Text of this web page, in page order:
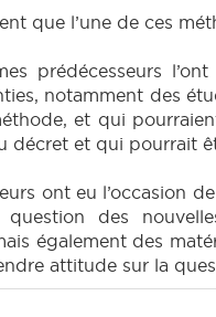
que l’une de ces
prédécesseurs
notamment des
et qui
décret et qui pourrait
ont eu l’occasion
des
également des
attitude sur la